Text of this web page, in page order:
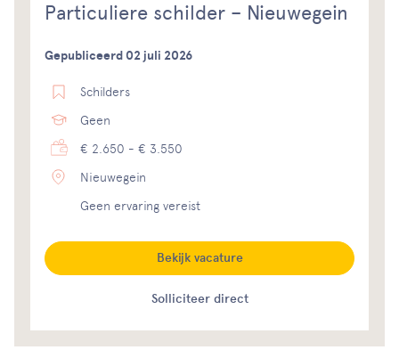
Particuliere schilder – Nieuwegein
Gepubliceerd 02 juli 2026
Schilders
Geen
€ 2.650 - € 3.550
Nieuwegein
Geen ervaring vereist
Solliciteer direct
Bekijk vacature